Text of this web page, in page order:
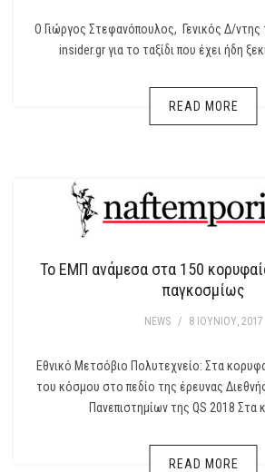
Ο Γιώργος Στεφανόπουλος, Γενικός Δ/ντης
insider.gr για το ταξίδι που έχει ήδη
READ MORE
To ΕΜΠ ανάμεσα στα 150
παγκοσμίως
NEWS / 8 ΙΟΥΝΊΟΥ, 2017
Εθνικό Μετσόβιο Πολυτεχνείο: Στα
του κόσμου στο πεδίο της έρευνας
Πανεπιστημίων της QS 2018 Στα
READ MORE